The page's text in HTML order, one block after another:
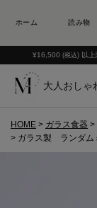
¥16,500 (税込) 以
大人おしゃ
HOME ガラス食器
ガラス製 ランダ